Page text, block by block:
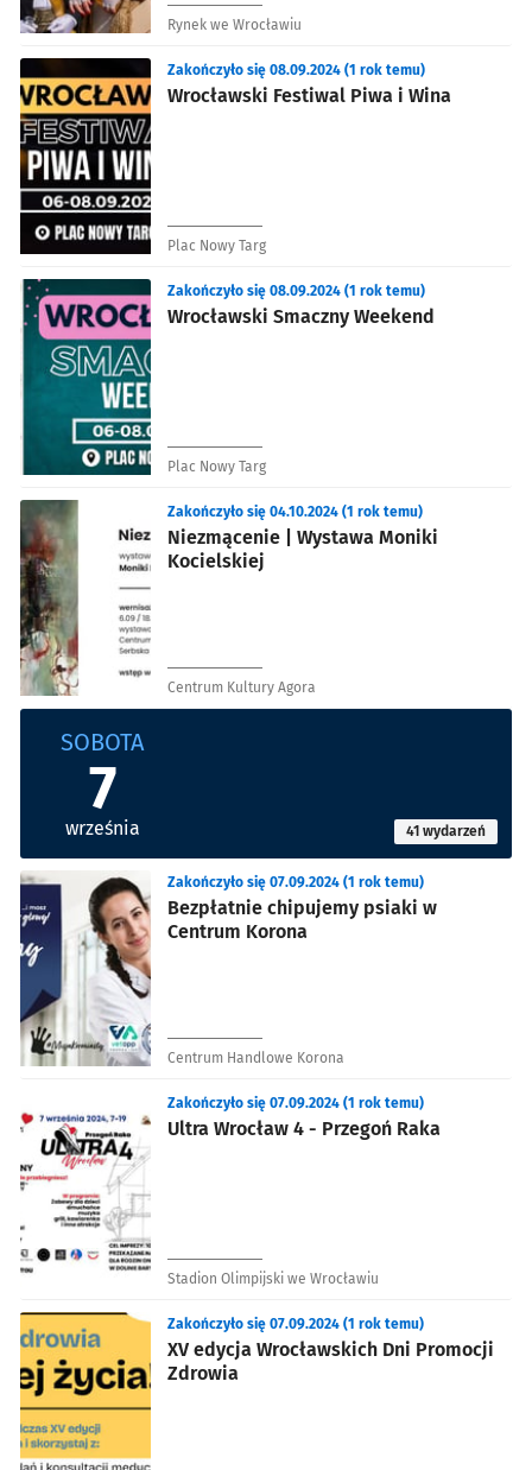
Rynek we Wrocławiu
Wrocławski Festiwal Piwa i Wina
Zakończyło się 08.09.2024 (1 rok temu)
Plac Nowy Targ
Wrocławski Smaczny Weekend
Zakończyło się 08.09.2024 (1 rok temu)
Plac Nowy Targ
Niezmącenie | Wystawa Moniki
Kocielskiej
Zakończyło się 04.10.2024 (1 rok temu)
Centrum Kultury Agora
SOBOTA
7
września 41 wydarzeń
Bezpłatnie chipujemy psiaki w
Centrum Korona
Zakończyło się 07.09.2024 (1 rok temu)
Centrum Handlowe Korona
Ultra Wrocław 4 - Przegoń Raka
Zakończyło się 07.09.2024 (1 rok temu)
Stadion Olimpijski we Wrocławiu
XV edycja Wrocławskich Dni Promocji
Zdrowia
Zakończyło się 07.09.2024 (1 rok temu)